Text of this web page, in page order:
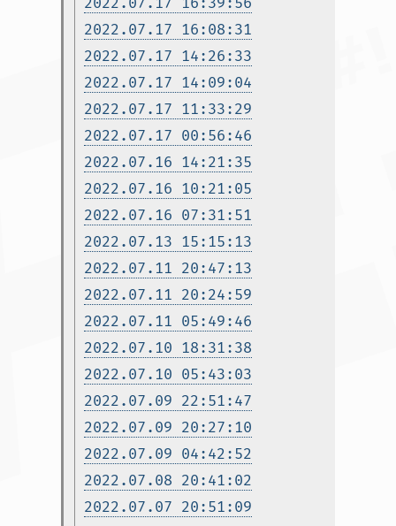
2022.07.17 16:08:31
2022.07.17 14:26:33
2022.07.17 14:09:04
2022.07.17 11:33:29
2022.07.17 00:56:46
2022.07.16 14:21:35
2022.07.16 10:21:05
2022.07.16 07:31:51
2022.07.13 15:15:13
2022.07.11 20:47:13
2022.07.11 20:24:59
2022.07.11 05:49:46
2022.07.10 18:31:38
2022.07.10 05:43:03
2022.07.09 22:51:47
2022.07.09 20:27:10
2022.07.09 04:42:52
2022.07.08 20:41:02
2022.07.07 20:51:09